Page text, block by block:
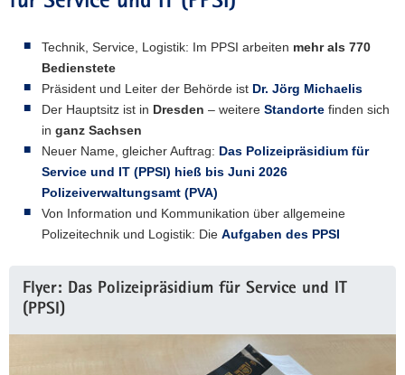
Technik, Service, Logistik: Im PPSI arbeiten mehr als 770
Bedienstete
Präsident und Leiter der Behörde ist Dr. Jörg Michaelis
Der Hauptsitz ist in Dresden – weitere Standorte finden sich
in ganz Sachsen
Neuer Name, gleicher Auftrag: Das Polizeipräsidium für
Service und IT (PPSI) hieß bis Juni 2026
Polizeiverwaltungsamt (PVA)
Von Information und Kommunikation über allgemeine
Polizeitechnik und Logistik: Die Aufgaben des PPSI
Flyer: Das Polizeipräsidium für Service und IT
(PPSI)